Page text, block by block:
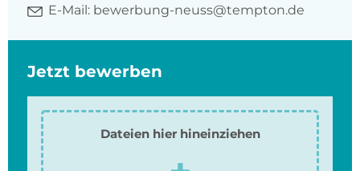
E-Mail: bewerbung-neuss@tempton.de
Jetzt bewerben
Dateien hier hineinziehen